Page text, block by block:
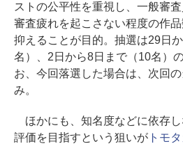
ストの公平性を重視し、一般審
審査疲れを起こさない程度の作
抑えることが目的。抽選は29日
名）、2日から8日まで（10名）
お、今回落選した場合は、次回
み。
ほかにも、知名度などに依存
評価を目指すという狙いがトモ